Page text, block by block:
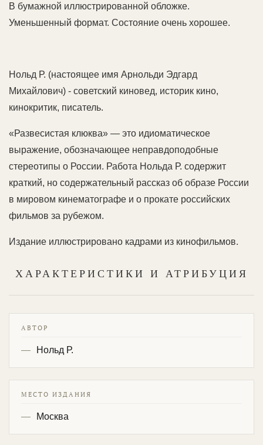
В бумажной иллюстрированной обложке.
Уменьшенный формат. Состояние очень хорошее.
Нольд Р. (настоящее имя Арнольди Эдгард
Михайлович) - советский киновед, историк кино,
кинокритик, писатель.
«Развесистая клюква» — это идиоматическое
выражение, обозначающее неправдоподобные
стереотипы о России. Работа Нольда Р. содержит
краткий, но содержательный рассказ об образе России
в мировом кинематографе и о прокате российских
фильмов за рубежом.
Издание иллюстрировано кадрами из кинофильмов.
ХАРАКТЕРИСТИКИ И АТРИБУЦИЯ
АВТОР
Нольд Р.
МЕСТО ИЗДАНИЯ
Москва